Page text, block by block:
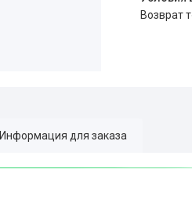
возврат
Информация для заказа